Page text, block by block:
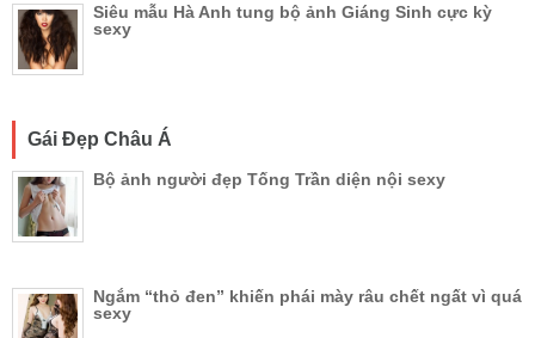
Siêu mẫu Hà Anh tung bộ ảnh Giáng Sinh cực kỳ
sexy
Gái Đẹp Châu Á
Bộ ảnh người đẹp Tống Trần diện nội sexy
Ngắm “thỏ đen” khiến phái mày râu chết ngất vì quá
sexy